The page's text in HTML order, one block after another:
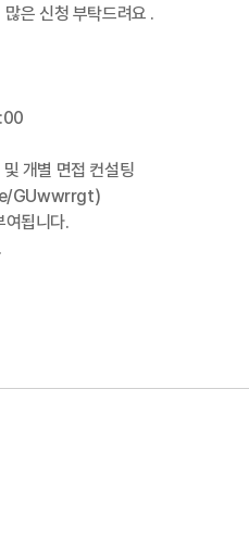
은 신청 부탁드려요 .
접 및 개별 면접 컨설팅
GUwwrrgt)
됩니다.